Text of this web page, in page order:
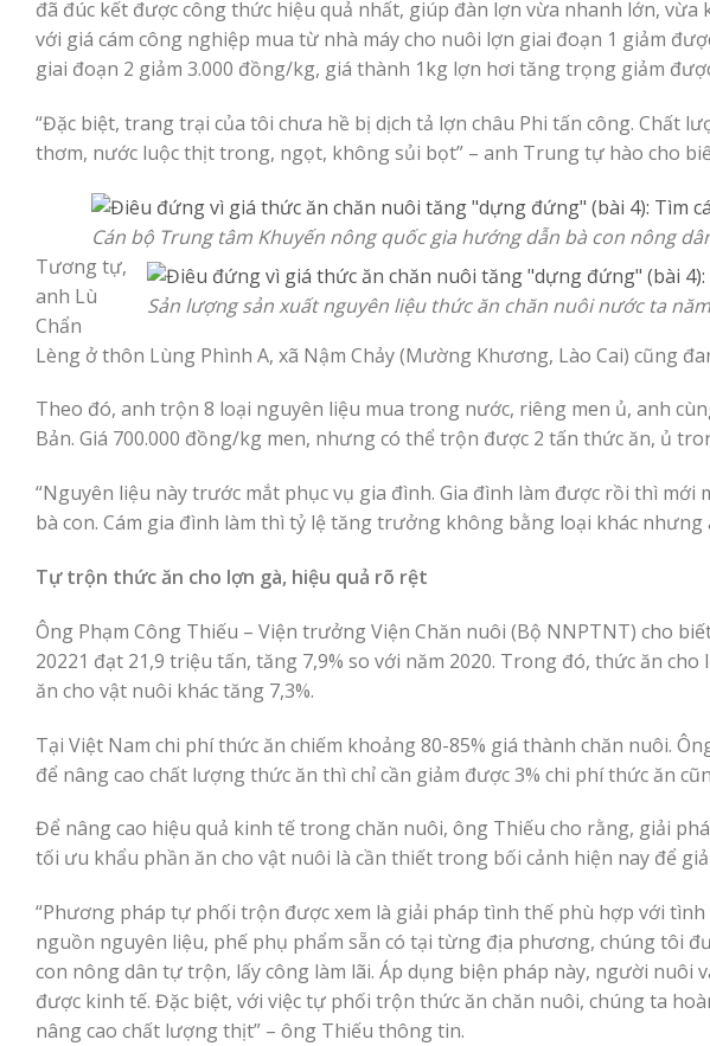
đã đúc kết được công thức hiệu quả nhất, giúp đàn lợn vừa nhanh lớn, vừa
với giá cám công nghiệp mua từ nhà máy cho nuôi lợn giai đoạn 1 giảm
giai đoạn 2 giảm 3.000 đồng/kg, giá thành 1kg lợn hơi tăng trọng giảm
“Đặc biệt, trang trại của tôi chưa hề bị dịch tả lợn châu Phi tấn công. Chất
thơm, nước luộc thịt trong, ngọt, không sủi bọt” – anh Trung tự hào cho
Cán bộ Trung tâm Khuyến nông quốc gia hướng dẫn bà con nông
Sản lượng sản xuất nguyên liệu thức ăn chăn nuôi nước ta
Tương tự,
anh Lù
Chẩn
Lèng ở thôn Lùng Phình A, xã Nậm Chảy (Mường Khương, Lào Cai) cũng
Theo đó, anh trộn 8 loại nguyên liệu mua trong nước, riêng men ủ, anh
Bản. Giá 700.000 đồng/kg men, nhưng có thể trộn được 2 tấn thức ăn, ủ
“Nguyên liệu này trước mắt phục vụ gia đình. Gia đình làm được rồi thì mới
bà con. Cám gia đình làm thì tỷ lệ tăng trưởng không bằng loại khác
Tự trộn thức ăn cho lợn gà, hiệu quả rõ rệt
Ông Phạm Công Thiếu – Viện trưởng Viện Chăn nuôi (Bộ NNPTNT) cho
20221 đạt 21,9 triệu tấn, tăng 7,9% so với năm 2020. Trong đó, thức ăn
ăn cho vật nuôi khác tăng 7,3%.
Tại Việt Nam chi phí thức ăn chiếm khoảng 80-85% giá thành chăn nuôi.
để nâng cao chất lượng thức ăn thì chỉ cần giảm được 3% chi phí thức ăn
Để nâng cao hiệu quả kinh tế trong chăn nuôi, ông Thiếu cho rằng, giải
tối ưu khẩu phần ăn cho vật nuôi là cần thiết trong bối cảnh hiện nay để
“Phương pháp tự phối trộn được xem là giải pháp tình thế phù hợp với
nguồn nguyên liệu, phế phụ phẩm sẵn có tại từng địa phương, chúng tôi
con nông dân tự trộn, lấy công làm lãi. Áp dụng biện pháp này, người nuôi
được kinh tế. Đặc biệt, với việc tự phối trộn thức ăn chăn nuôi, chúng ta
nâng cao chất lượng thịt” – ông Thiếu thông tin.